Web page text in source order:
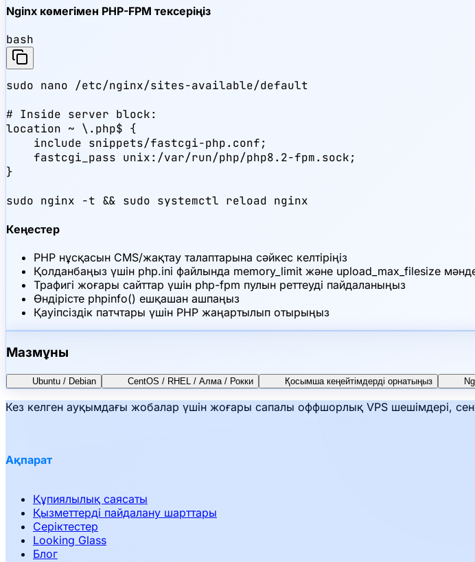
Nginx көмегімен PHP-FPM тексеріңіз
bash
sudo nano /etc/nginx/sites-available/default
# Inside server block:
location ~ \.php$ {
    include snippets/fastcgi-php.conf;
    fastcgi_pass unix:/var/run/php/php8.2-fpm.sock;
}
sudo nginx -t && sudo systemctl reload nginx
Кеңестер
PHP нұсқасын CMS/жақтау талаптарына сәйкес келтіріңіз
Қолданбаңыз үшін php.ini файлында memory_limit және upload_max_filesize
Трафигі жоғары сайттар үшін php-fpm пулын реттеуді пайдаланыңыз
Өндірісте phpinfo() ешқашан ашпаңыз
Қауіпсіздік патчтары үшін PHP жаңартылып отырыңыз
Мазмұны
Ubuntu / Debian CentOS / RHEL / Алма / Рокки Қосымша кеңейтімдерді орнатыңыз
Кез келген ауқымдағы жобалар үшін жоғары сапалы оффшорлық VPS шешімдері,
Ақпарат
Құпиялылық саясаты
Қызметтерді пайдалану шарттары
Серіктестер
Looking Glass
Блог